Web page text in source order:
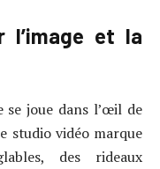
l’image et la
se joue dans l’œil de
studio vidéo marque
des rideaux